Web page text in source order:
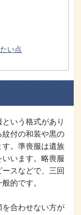
い点
いう格式があり
紋付の和装や黒の
。準喪服は遺族
います。略喪服
スなどで、三回
的です。
合わせない方が